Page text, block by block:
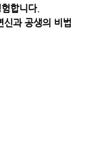
합니다.
과 공생의 비법